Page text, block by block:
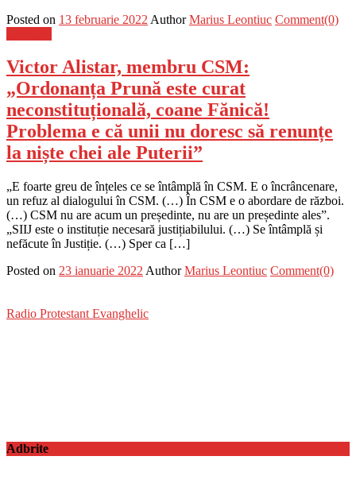
Posted on 13 februarie 2022 Author Marius Leontiuc Comment(0)
Victor Alistar, membru CSM:
„Ordonanța Prună este curat
neconstituțională, coane Fănică!
Problema e că unii nu doresc să renunțe
la niște chei ale Puterii”
„E foarte greu de înțeles ce se întâmplă în CSM. E o încrâncenare,
un refuz al dialogului în CSM. (…) În CSM e o abordare de război.
(…) CSM nu are acum un președinte, nu are un președinte ales”.
„SIIJ este o instituție necesară justițiabilului. (…) Se întâmplă și
nefăcute în Justiție. (…) Sper ca […]
Posted on 23 ianuarie 2022 Author Marius Leontiuc Comment(0)
Radio Protestant Evanghelic
Adbrite